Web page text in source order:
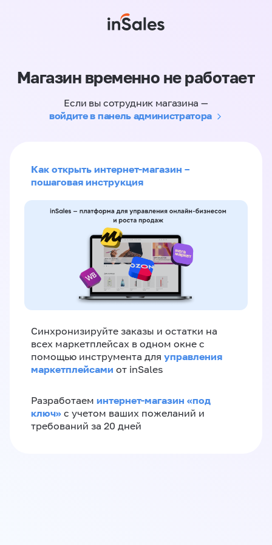
Магазин временно не работает
Если вы сотрудник магазина —
войдите в панель администратора
Как открыть интернет-магазин –
пошаговая инструкция
Синхронизируйте заказы и остатки на
всех маркетплейсах в одном окне с
помощью инструмента для управления
маркетплейсами от inSales
Разработаем интернет-магазин «‎под
ключ»‎ с учетом ваших пожеланий и
требований за 20 дней